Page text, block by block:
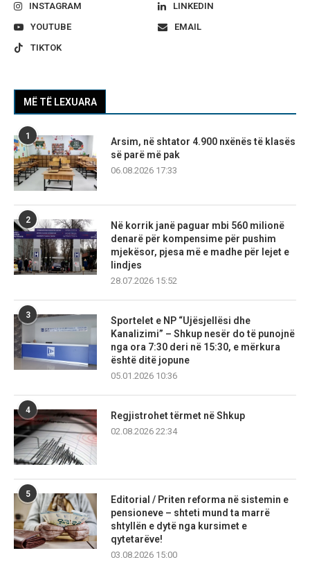
INSTAGRAM
LINKEDIN
YOUTUBE
EMAIL
TIKTOK
MË TË LEXUARA
1
Arsim, në shtator 4.900 nxënës të klasës
së parë më pak
06.08.2026 17:33
2
Në korrik janë paguar mbi 560 milionë
denarë për kompensime për pushim
mjekësor, pjesa më e madhe për lejet e
lindjes
28.07.2026 15:52
3
Sportelet e NP “Ujësjellësi dhe
Kanalizimi” – Shkup nesër do të punojnë
nga ora 7:30 deri në 15:30, e mërkura
është ditë jopune
05.01.2026 10:36
4
Regjistrohet tërmet në Shkup
02.08.2026 22:34
5
Editorial / Priten reforma në sistemin e
pensioneve – shteti mund ta marrë
shtyllën e dytë nga kursimet e
qytetarëve!
03.08.2026 15:00